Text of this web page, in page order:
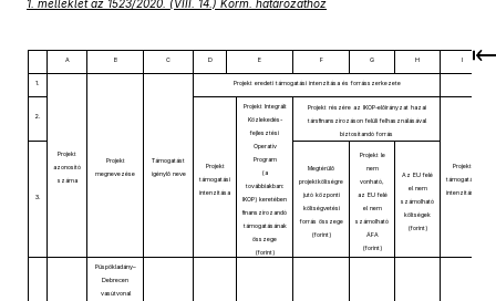
1. melléklet az 1523/2020. (VIII. 14.) Korm. határozathoz
A B C D E F G H I
1.
Projekt
azonosító
száma
Projekt
megnevezése
Támogatást
igénylő neve
Projekt eredeti támogatási intenzitása és forrásszerkezete
2.
Projekt
támogatási
intenzitása
Projekt Integrált
Közlekedés-
fejlesztési
Operatív
Program
(a
továbbiakban:
IKOP) keretében
finanszírozandó
támogatásának
összege
(forint)
Projekt részére az IKOP-előirányzat hazai
társfinanszírozáson felüli felhasználásával
biztosítandó forrás
Projekt
támogatási
intenzitása
3.
Megtérülő
projektköltségre
jutó központi
költségvetési
forrás összege
(forint)
Projekt le
nem
vonható,
az EU felé
el nem
számolható
ÁFA
(forint)
Az EU felé
el nem
számolható
költségek
(forint)
Püspökladány–
Debrecen
vasútvonal